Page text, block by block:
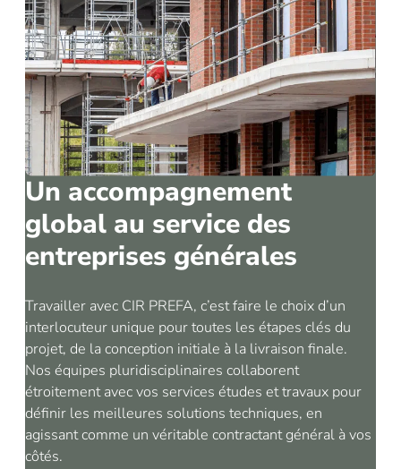
Un accompagnement
global au service des
entreprises générales
Travailler avec CIR PREFA, c’est faire le choix d’un
interlocuteur unique pour toutes les étapes clés du
projet, de la conception initiale à la livraison finale.
Nos équipes pluridisciplinaires collaborent
étroitement avec vos services études et travaux pour
définir les meilleures solutions techniques, en
agissant comme un véritable contractant général à vos
côtés.